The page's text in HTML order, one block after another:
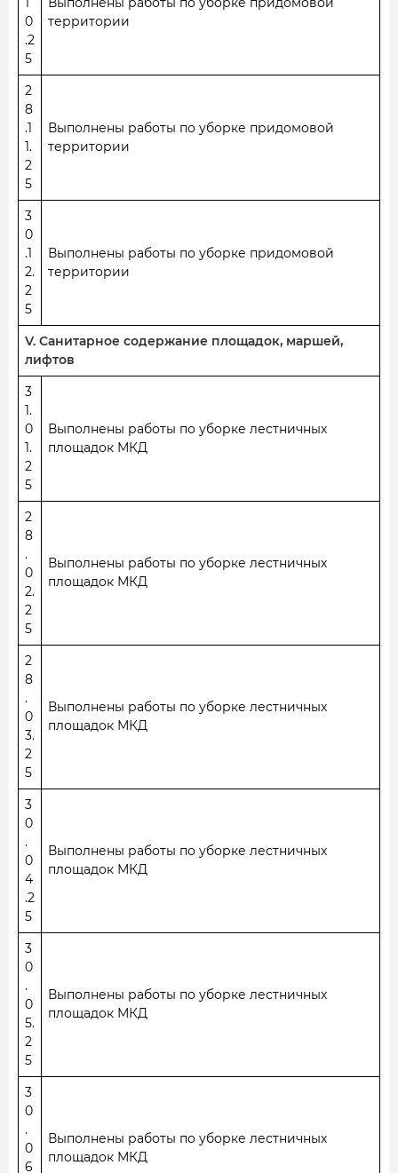
0
.2
5
территории
2
8
.1
1.
2
5
Выполнены работы по уборке придомовой
территории
3
0
.1
2.
2
5
Выполнены работы по уборке придомовой
территории
V. Санитарное содержание площадок, маршей,
лифтов
3
1.
0
1.
2
5
Выполнены работы по уборке лестничных
площадок МКД
2
8
.
0
2.
2
5
Выполнены работы по уборке лестничных
площадок МКД
2
8
.
0
3.
2
5
Выполнены работы по уборке лестничных
площадок МКД
3
0
.
0
4
.2
5
Выполнены работы по уборке лестничных
площадок МКД
3
0
.
0
5.
2
5
Выполнены работы по уборке лестничных
площадок МКД
3
0
.
0
6
Выполнены работы по уборке лестничных
площадок МКД